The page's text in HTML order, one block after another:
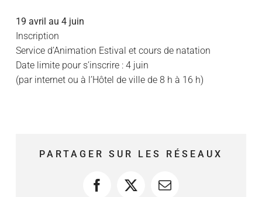
19 avril au 4 juin
Inscription
Service d’Animation Estival et cours de natation
Date limite pour s’inscrire : 4 juin
(par internet ou à l’Hôtel de ville de 8 h à 16 h)
PARTAGER SUR LES RÉSEAUX
Facebook
X Courriel